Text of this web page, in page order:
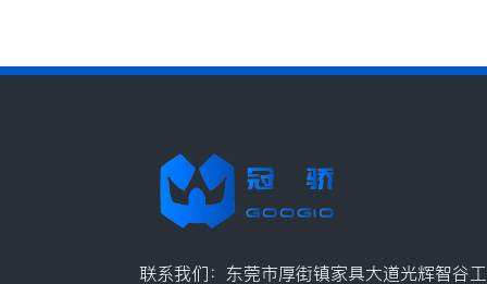
联系我们：东莞市厚街镇家具大道光辉智谷工